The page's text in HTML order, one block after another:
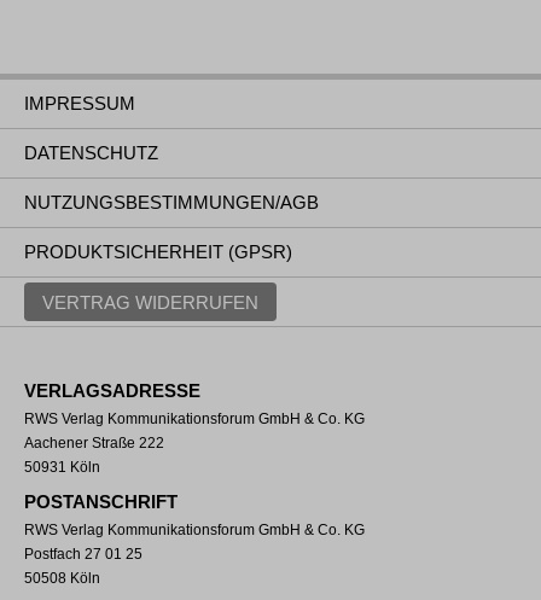
IMPRESSUM
DATENSCHUTZ
NUTZUNGSBESTIMMUNGEN/AGB
PRODUKTSICHERHEIT (GPSR)
VERTRAG WIDERRUFEN
VERLAGSADRESSE
RWS Verlag Kommunikationsforum GmbH & Co. KG
Aachener Straße 222
50931 Köln
POSTANSCHRIFT
RWS Verlag Kommunikationsforum GmbH & Co. KG
Postfach 27 01 25
50508 Köln